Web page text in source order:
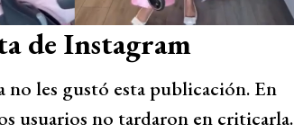
de Instagram
no les gustó esta publicación. En
usuarios no tardaron en criticarla.